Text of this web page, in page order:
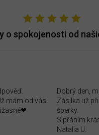
o spokojenosti od
mám od vás
Dobrý den,
Zásilka už
šperky.
S přáním
Natalia U.